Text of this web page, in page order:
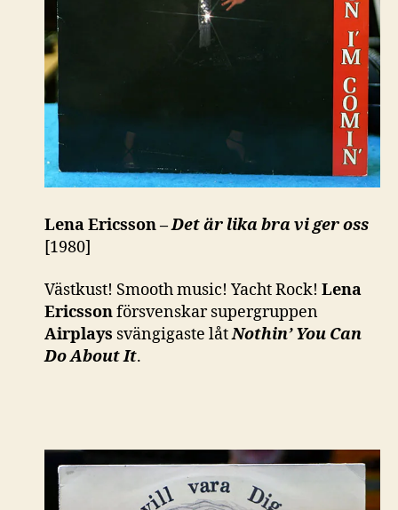
Lena Ericsson –Det är lika bra vi ger oss
[1980]
Västkust! Smooth music! Yacht Rock! Lena
Ericssonförsvenskar supergruppen
Airplays svängigaste låtNothin’ You Can
Do About It.